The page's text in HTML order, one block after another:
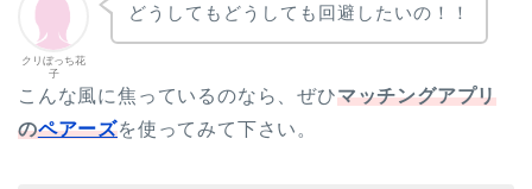
クリぼっち花
子
どうしてもどうしても回避したいの！！
こんな風に焦っているのなら、ぜひマッチングアプリ
のペアーズを使ってみて下さい。